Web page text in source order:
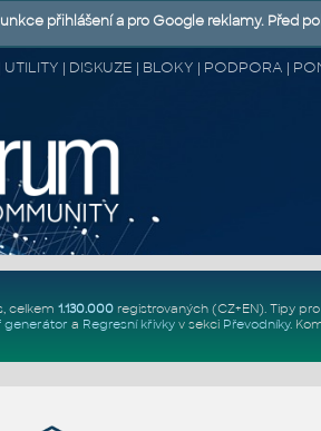
| DISKUZE | BLOKY | PODPORA |
celkem 1.130.000registrovaných (CZ+EN). Tipy pro
generátor a Regresní křivkyv sekci Převodníky.
přihlášení a pro Google reklamy. Před